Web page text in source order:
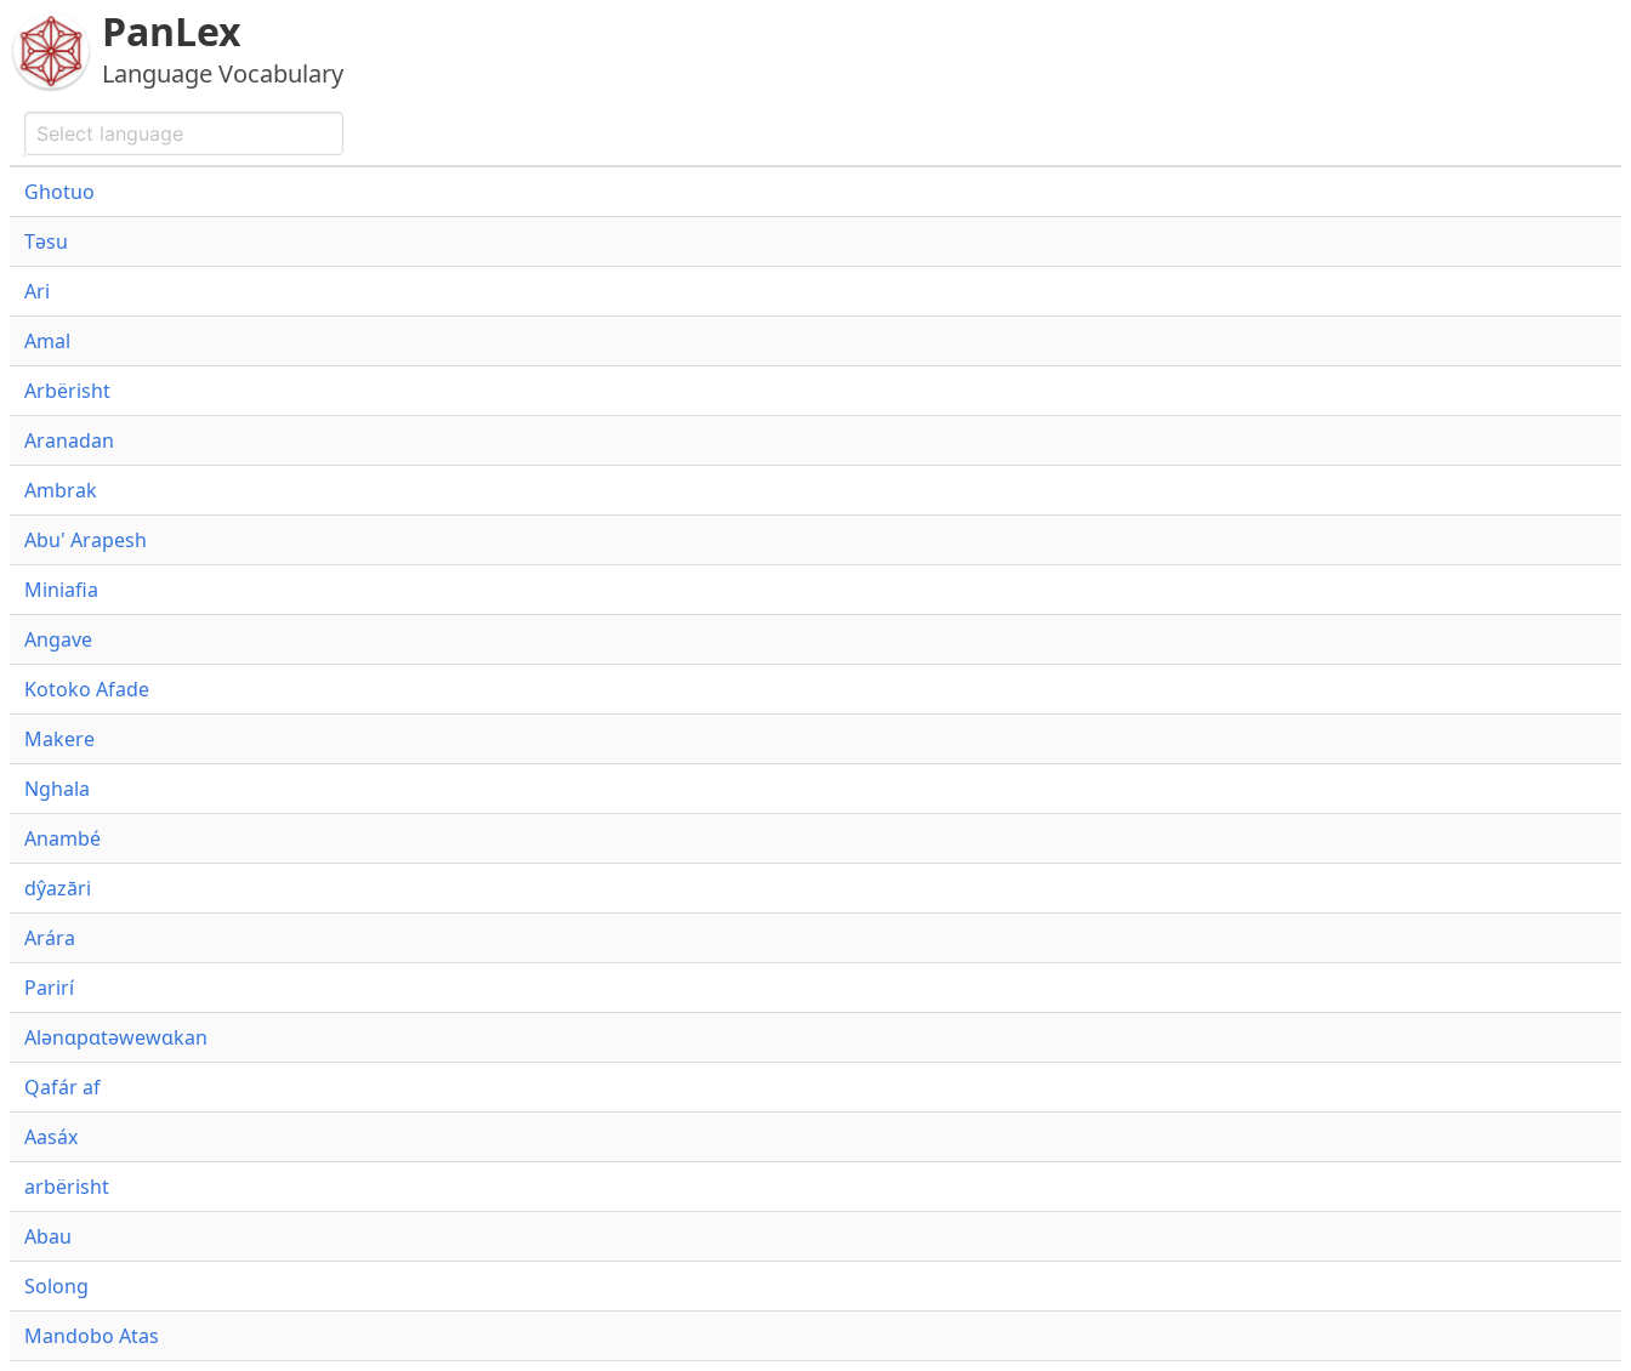
PanLex
Language Vocabulary
Ghotuo
Təsu
Ari
Amal
Arbërisht
Aranadan
Ambrak
Abu' Arapesh
Miniafia
Angave
Kotoko Afade
Makere
Nghala
Anambé
dŷazāri
Arára
Parirí
Alənɑpɑtəwewɑkan
Qafár af
Aasáx
arbërisht
Abau
Solong
Mandobo Atas